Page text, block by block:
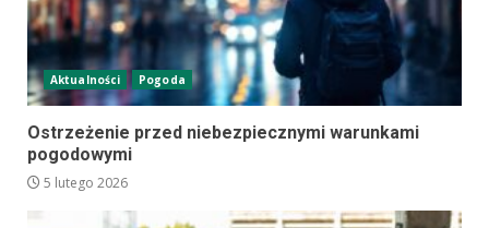
Aktualności Pogoda
Ostrzeżenie przed niebezpiecznymi warunkami
pogodowymi
5 lutego 2026